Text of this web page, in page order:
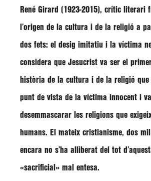
René Girard (1923-2015), crític literari
l’origen de la cultura i de la religió a
dos fets: el desig imitatiu i la víctima
considera que Jesucrist va ser el
història de la cultura i de la religió que
punt de vista de la víctima innocent i va
desemmascarar les religions que
humans. El mateix cristianisme, dos
encara no s’ha alliberat del tot
«sacrificial» mal entesa.